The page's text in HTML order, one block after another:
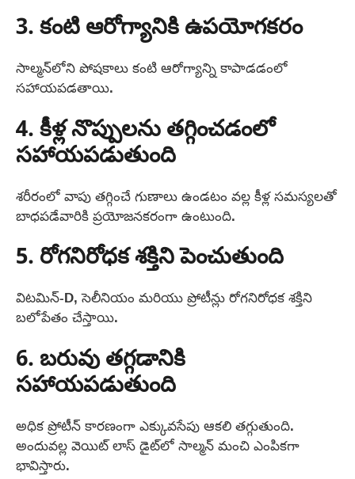
3. కంటి ఆరోగ్యానికి ఉపయోగకరం
సాల్మన్‌లోని పోషకాలు కంటి ఆరోగ్యాన్ని కాపాడడంలో
సహాయపడతాయి.
4. కీళ్ల నొప్పులను తగ్గించడంలో
సహాయపడుతుంది
శరీరంలో వాపు తగ్గించే గుణాలు ఉండటం వల్ల కీళ్ల సమస్యలతో
బాధపడేవారికి ప్రయోజనకరంగా ఉంటుంది.
5. రోగనిరోధక శక్తిని పెంచుతుంది
విటమిన్-D, సెలీనియం మరియు ప్రోటీన్లు రోగనిరోధక శక్తిని
బలోపేతం చేస్తాయి.
6. బరువు తగ్గడానికి
సహాయపడుతుంది
అధిక ప్రోటీన్ కారణంగా ఎక్కువసేపు ఆకలి తగ్గుతుంది.
అందువల్ల వెయిట్ లాస్ డైట్‌లో సాల్మన్ మంచి ఎంపికగా
భావిస్తారు.